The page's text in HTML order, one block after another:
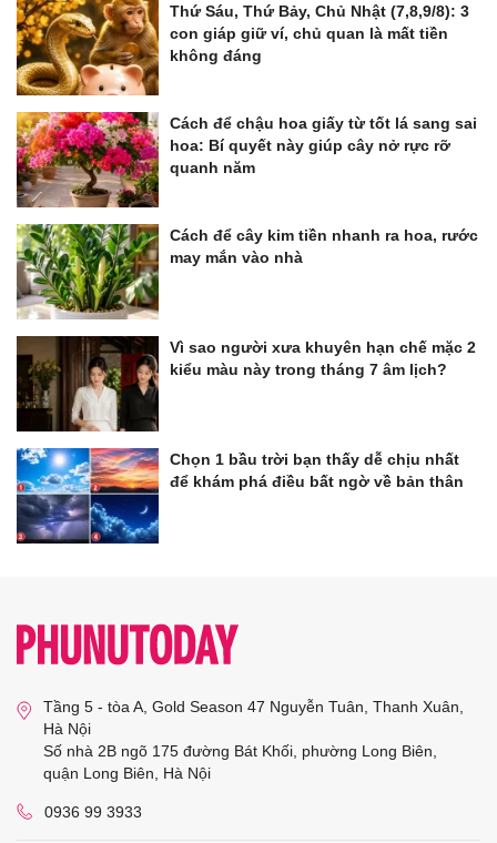
Thứ Sáu, Thứ Bảy, Chủ Nhật (7,8,9/8): 3
con giáp giữ ví, chủ quan là mất tiền
không đáng
Cách để chậu hoa giấy từ tốt lá sang sai
hoa: Bí quyết này giúp cây nở rực rỡ
quanh năm
Cách để cây kim tiền nhanh ra hoa, rước
may mắn vào nhà
Vì sao người xưa khuyên hạn chế mặc 2
kiểu màu này trong tháng 7 âm lịch?
Chọn 1 bầu trời bạn thấy dễ chịu nhất
để khám phá điều bất ngờ về bản thân
Tầng 5 - tòa A, Gold Season 47 Nguyễn Tuân, Thanh Xuân,
Hà Nội
Số nhà 2B ngõ 175 đường Bát Khối, phường Long Biên,
quận Long Biên, Hà Nội
0936 99 3933